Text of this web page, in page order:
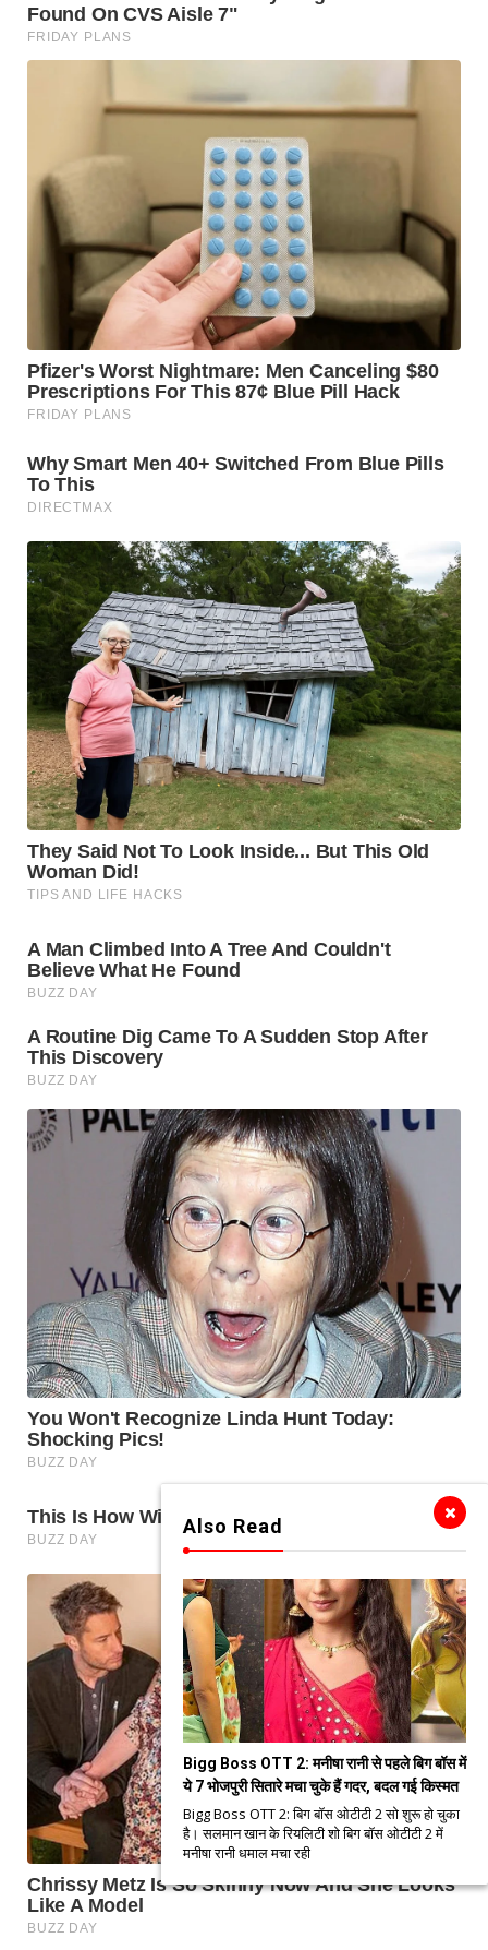
Also Read
Bigg Boss OTT 2: मनीषा रानी से पहले बिग बॉस में
ये 7 भोजपुरी सितारे मचा चुके हैं गदर, बदल गई किस्मत
Bigg Boss OTT 2: बिग बॉस ओटीटी 2 सो शुरू हो चुका
है। सलमान खान के रियलिटी शो बिग बॉस ओटीटी 2 में
मनीषा रानी धमाल मचा रही